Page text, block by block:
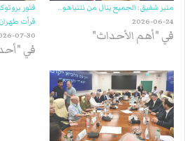
منير شفيق: الجميع ينال من نتنياهو..
2026-06-24
في "أهم الأحداث"
فتور
قرأت
07-30
في